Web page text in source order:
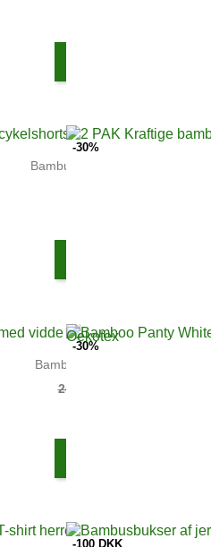
Bambus lange cykelshorts,...
-30%
Bambus bluse med vidde...
249 DKK
-30%
-100 DKK